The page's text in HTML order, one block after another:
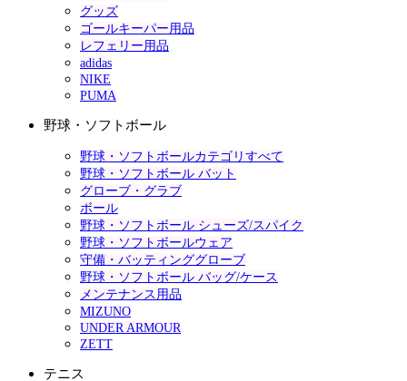
グッズ
ゴールキーパー用品
レフェリー用品
adidas
NIKE
PUMA
野球・ソフトボール
野球・ソフトボールカテゴリすべて
野球・ソフトボール バット
グローブ・グラブ
ボール
野球・ソフトボール シューズ/スパイク
野球・ソフトボールウェア
守備・バッティンググローブ
野球・ソフトボール バッグ/ケース
メンテナンス用品
MIZUNO
UNDER ARMOUR
ZETT
テニス